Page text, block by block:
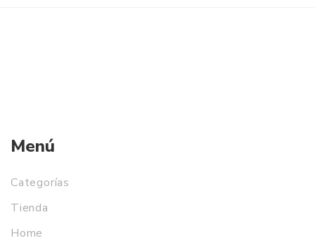
Menú
Categorías
Tienda
Home